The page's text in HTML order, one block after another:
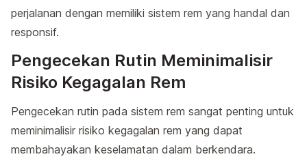
perjalanan dengan memiliki sistem rem yang handal dan
responsif.
Pengecekan Rutin Meminimalisir
Risiko Kegagalan Rem
Pengecekan rutin pada sistem rem sangat penting untuk
meminimalisir risiko kegagalan rem yang dapat
membahayakan keselamatan dalam berkendara.